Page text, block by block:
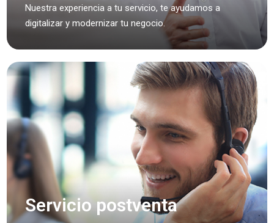
Nuestra experiencia a tu servicio, te ayudamos a
digitalizar y modernizar tu negocio.
Servicio postventa